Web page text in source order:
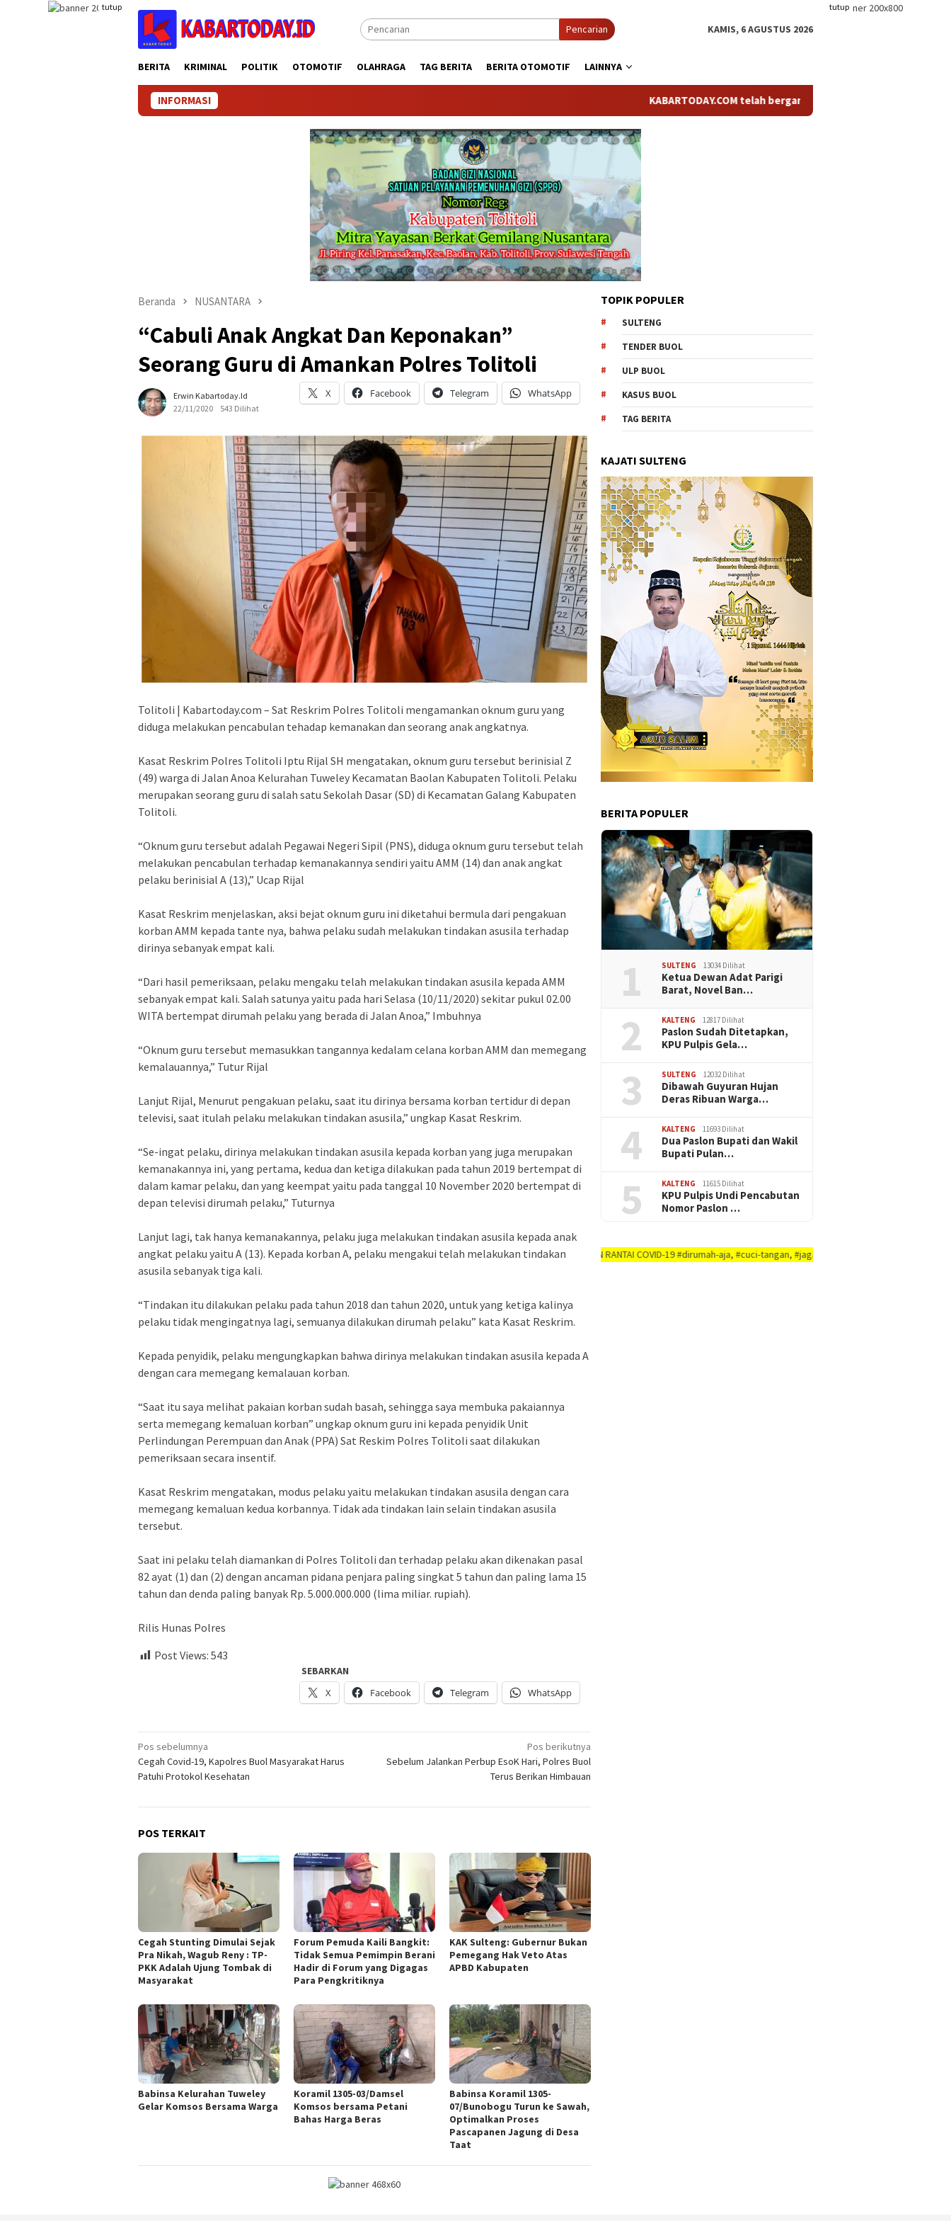
tutup tutup
Pencarian KAMIS, 6 AGUSTUS 2026
BERITA KRIMINAL POLITIK OTOMOTIF OLAHRAGA TAG BERITA BERITA OTOMOTIF LAINNYA
INFORMASI KABARTODAY.COM telah berganti nama menjadi
Beranda NUSANTARA
“Cabuli Anak Angkat Dan Keponakan”
Seorang Guru di Amankan Polres Tolitoli
Erwin Kabartoday.id
22/11/2020
543 Dilihat
X Facebook Telegram WhatsApp
Tolitoli | Kabartoday.com – Sat Reskrim Polres Tolitoli mengamankan oknum guru yang
diduga melakukan pencabulan tehadap kemanakan dan seorang anak angkatnya.
Kasat Reskrim Polres Tolitoli Iptu Rijal SH mengatakan, oknum guru tersebut berinisial Z
(49) warga di Jalan Anoa Kelurahan Tuweley Kecamatan Baolan Kabupaten Tolitoli. Pelaku
merupakan seorang guru di salah satu Sekolah Dasar (SD) di Kecamatan Galang Kabupaten
Tolitoli.
“Oknum guru tersebut adalah Pegawai Negeri Sipil (PNS), diduga oknum guru tersebut telah
melakukan pencabulan terhadap kemanakannya sendiri yaitu AMM (14) dan anak angkat
pelaku berinisial A (13),” Ucap Rijal
Kasat Reskrim menjelaskan, aksi bejat oknum guru ini diketahui bermula dari pengakuan
korban AMM kepada tante nya, bahwa pelaku sudah melakukan tindakan asusila terhadap
dirinya sebanyak empat kali.
“Dari hasil pemeriksaan, pelaku mengaku telah melakukan tindakan asusila kepada AMM
sebanyak empat kali. Salah satunya yaitu pada hari Selasa (10/11/2020) sekitar pukul 02.00
WITA bertempat dirumah pelaku yang berada di Jalan Anoa,” Imbuhnya
“Oknum guru tersebut memasukkan tangannya kedalam celana korban AMM dan memegang
kemalauannya,” Tutur Rijal
Lanjut Rijal, Menurut pengakuan pelaku, saat itu dirinya bersama korban tertidur di depan
televisi, saat itulah pelaku melakukan tindakan asusila,” ungkap Kasat Reskrim.
“Se-ingat pelaku, dirinya melakukan tindakan asusila kepada korban yang juga merupakan
kemanakannya ini, yang pertama, kedua dan ketiga dilakukan pada tahun 2019 bertempat di
dalam kamar pelaku, dan yang keempat yaitu pada tanggal 10 November 2020 bertempat di
depan televisi dirumah pelaku,” Tuturnya
Lanjut lagi, tak hanya kemanakannya, pelaku juga melakukan tindakan asusila kepada anak
angkat pelaku yaitu A (13). Kepada korban A, pelaku mengakui telah melakukan tindakan
asusila sebanyak tiga kali.
“Tindakan itu dilakukan pelaku pada tahun 2018 dan tahun 2020, untuk yang ketiga kalinya
pelaku tidak mengingatnya lagi, semuanya dilakukan dirumah pelaku” kata Kasat Reskrim.
Kepada penyidik, pelaku mengungkapkan bahwa dirinya melakukan tindakan asusila kepada A
dengan cara memegang kemalauan korban.
“Saat itu saya melihat pakaian korban sudah basah, sehingga saya membuka pakaiannya
serta memegang kemaluan korban” ungkap oknum guru ini kepada penyidik Unit
Perlindungan Perempuan dan Anak (PPA) Sat Reskim Polres Tolitoli saat dilakukan
pemeriksaan secara insentif.
Kasat Reskrim mengatakan, modus pelaku yaitu melakukan tindakan asusila dengan cara
memegang kemaluan kedua korbannya. Tidak ada tindakan lain selain tindakan asusila
tersebut.
Saat ini pelaku telah diamankan di Polres Tolitoli dan terhadap pelaku akan dikenakan pasal
82 ayat (1) dan (2) dengan ancaman pidana penjara paling singkat 5 tahun dan paling lama 15
tahun dan denda paling banyak Rp. 5.000.000.000 (lima miliar. rupiah).
Rilis Hunas Polres
Post Views: 543
SEBARKAN
X
Facebook Telegram WhatsApp
Navigasi
pos
Pos sebelumnya
Cegah Covid-19, Kapolres Buol Masyarakat Harus
Patuhi Protokol Kesehatan
Pos berikutnya
Sebelum Jalankan Perbup EsoK Hari, Polres Buol
Terus Berikan Himbauan
POS TERKAIT
Cegah Stunting Dimulai Sejak
Pra Nikah, Wagub Reny : TP-
PKK Adalah Ujung Tombak di
Masyarakat
Forum Pemuda Kaili Bangkit:
Tidak Semua Pemimpin Berani
Hadir di Forum yang Digagas
Para Pengkritiknya
KAK Sulteng: Gubernur Bukan
Pemegang Hak Veto Atas
APBD Kabupaten
Babinsa Kelurahan Tuweley
Gelar Komsos Bersama Warga
Koramil 1305-03/Damsel
Komsos bersama Petani
Bahas Harga Beras
Babinsa Koramil 1305-
07/Bunobogu Turun ke Sawah,
Optimalkan Proses
Pascapanen Jagung di Desa
Taat
TOPIK POPULER
SULTENG
TENDER BUOL
ULP BUOL
KASUS BUOL
TAG BERITA
KAJATI SULTENG
BERITA POPULER
1 SULTENG 13034 Dilihat
Ketua Dewan Adat Parigi
Barat, Novel Ban…
2 KALTENG 12817 Dilihat
Paslon Sudah Ditetapkan,
KPU Pulpis Gela…
3 SULTENG 12032 Dilihat
Dibawah Guyuran Hujan
Deras Ribuan Warga…
4 KALTENG 11693 Dilihat
Dua Paslon Bupati dan Wakil
Bupati Pulan…
5 KALTENG 11615 Dilihat
KPU Pulpis Undi Pencabutan
Nomor Paslon …
AYO PUTUSKAN RANTAI COVID-19 #dirumah-aja, #cuci-tangan, #jaga-jarak, #jaga-imunitas-tubuh, #rajin-